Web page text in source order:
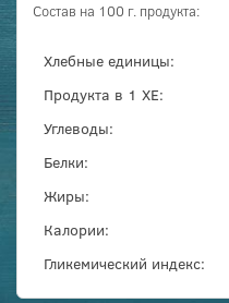
Состав на 100 г. продукта:
Хлебные единицы:
Продукта в 1 ХЕ:
Углеводы:
Белки:
Жиры:
Калории:
Гликемический индекс: